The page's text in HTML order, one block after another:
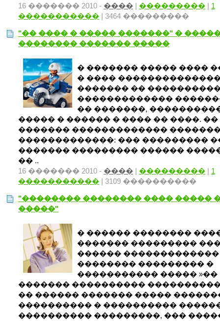
16 ������� 2010 - ���� | ��������� | 1
����������� | 3464 ���������
"�� ���� � ����� �������" �
�������� ������� �����
� ������� ����� ����
� ����
������� ��
�������������
�� �������,
����� � ������ � ���� �� ����. ��
������� �������������
�������������: ��� ���������
������� ��������� ������
�� ..
16 ������� 2010 - ���� | ��������� | 1
����������� | 3109 ����������
"�������� �������� ���� �����
�����"
� ������ ��������
������� ���������
������ �������������
�������� ��������� �
����������� ����� »��
������� ����������
�� ������ ������� �����
���������� � ����������
���������� ���������, ���